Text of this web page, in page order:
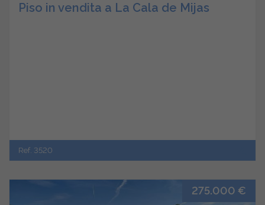
Piso in vendita a La Cala de Mijas
Ref. 3520
275.000 €